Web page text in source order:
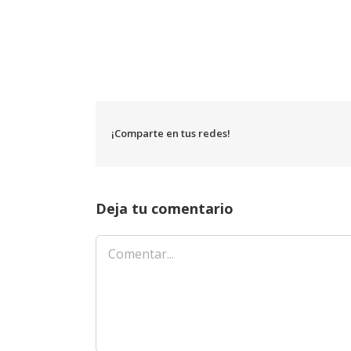
¡Comparte en tus redes!
Deja tu comentario
Comentar